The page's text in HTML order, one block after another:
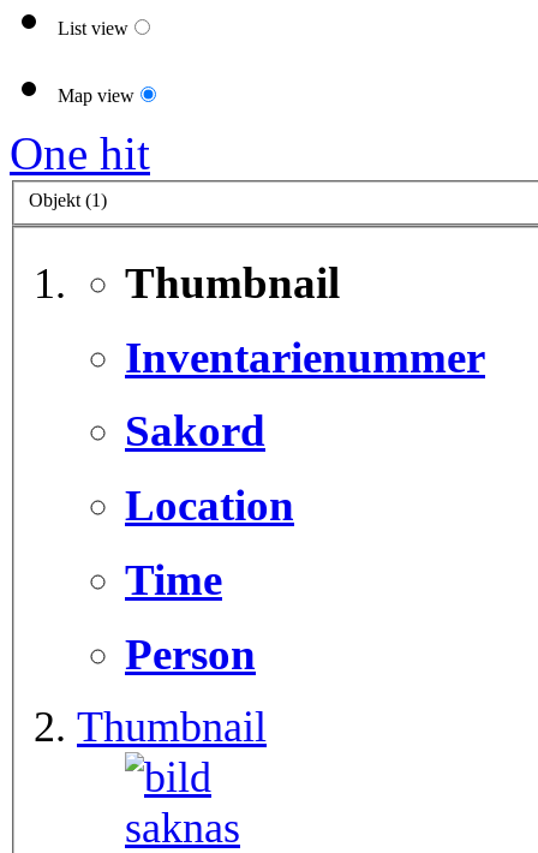
List view
Map view
One hit
Objekt (1)
Thumbnail
Inventarienummer
Sakord
Location
Time
Person
Thumbnail